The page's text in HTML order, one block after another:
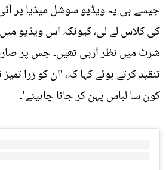
جیسے ہی یہ ویڈیو سوشل میڈیا پر
کی کلاس لے لی، کیونکہ اس ویڈیو
شرٹ میں نظر آرہی تھیں۔ جس پر
تنقید کرتے ہوئے کہا کہ، 'ان کو زرا
کون سا لباس پہن کر جانا چاہیئے'۔